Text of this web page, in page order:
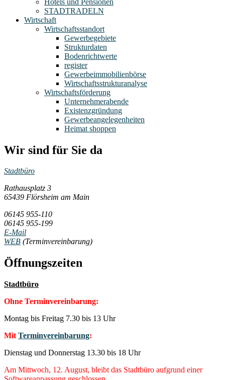
STADTRADELN
Wirtschaft
Wirtschaftsstandort
Gewerbegebiete
Strukturdaten
Bodenrichtwerte
register
Gewerbeimmobilienbörse
Wirtschaftsstrukturanalyse
Wirtschaftsförderung
Unternehmerabende
Existenzgründung
Gewerbeangelegenheiten
Heimat shoppen
Wir sind für Sie da
Stadtbüro
Rathausplatz 3
65439 Flörsheim am Main
06145 955-110
06145 955-199
E-Mail
WEB (Terminvereinbarung)
Öffnungszeiten
Stadtbüro
Ohne Terminvereinbarung:
Montag bis Freitag 7.30 bis 13 Uhr
Mit Terminvereinbarung:
Dienstag und Donnerstag 13.30 bis 18 Uhr
Am Mittwoch, 12. August, bleibt das Stadtbüro aufgrund einer